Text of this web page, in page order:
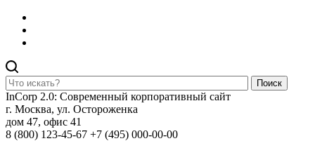
Поиск
InCorp 2.0: Современный корпоративный сайт
г. Москва, ул. Остороженка
дом 47, офис 41
8 (800) 123-45-67 +7 (495) 000-00-00